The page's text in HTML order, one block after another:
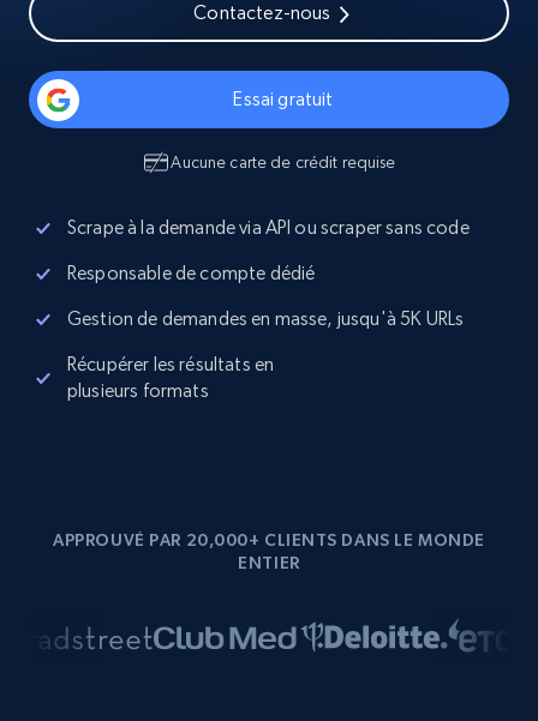
Contactez-nous
Essai gratuit
Aucune carte de crédit requise
Scrape à la demande via API ou scraper sans code
Responsable de compte dédié
Gestion de demandes en masse, jusqu'à 5K URLs
Récupérer les résultats en
plusieurs formats
APPROUVÉ PAR 20,000+ CLIENTS DANS LE MONDE
ENTIER